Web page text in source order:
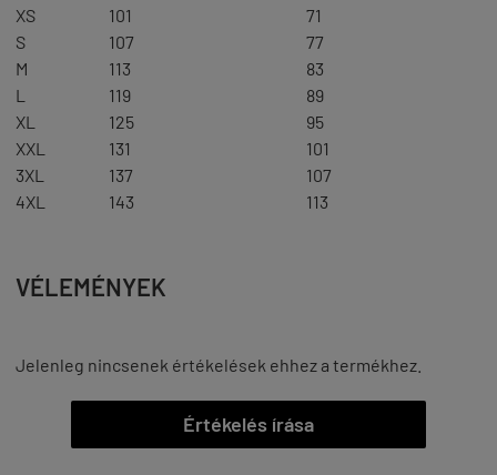
XS
101
71
S
107
77
M
113
83
L
119
89
XL
125
95
XXL
131
101
3XL
137
107
4XL
143 113
VÉLEMÉNYEK
Jelenleg nincsenek értékelések ehhez a termékhez.
Értékelés írása